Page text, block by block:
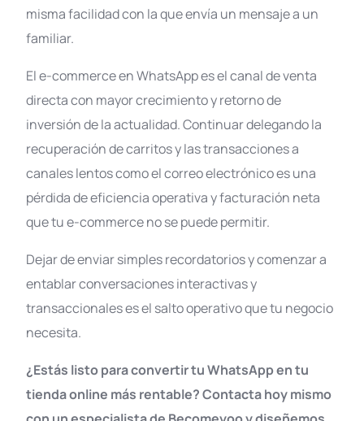
misma facilidad con la que envía un mensaje a un
familiar.
El e-commerce en WhatsApp es el canal de venta
directa con mayor crecimiento y retorno de
inversión de la actualidad. Continuar delegando la
recuperación de carritos y las transacciones a
canales lentos como el correo electrónico es una
pérdida de eficiencia operativa y facturación neta
que tu e-commerce no se puede permitir.
Dejar de enviar simples recordatorios y comenzar a
entablar conversaciones interactivas y
transaccionales es el salto operativo que tu negocio
necesita.
¿Estás listo para convertir tu WhatsApp en tu
tienda online más rentable? Contacta hoy mismo